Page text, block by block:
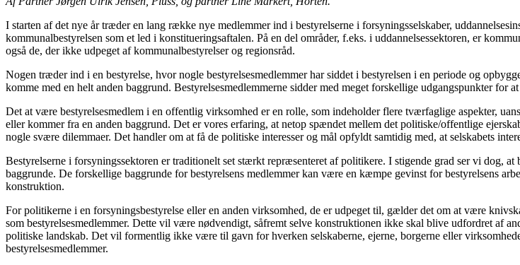
I starten af det nye år træder en lang række nye medlemmer ind i bestyrelserne i forsyningsselskaber,
kommunalbestyrelsen som et led i konstitueringsaftalen. På en del områder, f.eks. i uddannelsessektoren, er
også de, der ikke udpeget af kommunalbestyrelser og regionsråd.
Nogen træder ind i en bestyrelse, hvor nogle bestyrelsesmedlemmer har siddet i bestyrelsen i en periode og
komme med en helt anden baggrund. Bestyrelsesmedlemmerne sidder med meget forskellige udgangspunkter for
Det at være bestyrelsesmedlem i en offentlig virksomhed er en rolle, som indeholder flere tværfaglige aspekter,
eller kommer fra en anden baggrund. Det er vores erfaring, at netop spændet mellem det politiske/offentlige
nogle svære dilemmaer. Det handler om at få de politiske interesser og mål opfyldt samtidig med, at selskabets
Bestyrelserne i forsyningssektoren er traditionelt set stærkt repræsenteret af politikere. I stigende grad ser vi dog,
baggrunde. De forskellige baggrunde for bestyrelsens medlemmer kan være en kæmpe gevinst for bestyrelsens
konstruktion.
For politikerne i en forsyningsbestyrelse eller en anden virksomhed, de er udpeget til, gælder det om at være
som bestyrelsesmedlemmer. Dette vil være nødvendigt, såfremt selve konstruktionen ikke skal blive udfordret af
politiske landskab. Det vil formentlig ikke være til gavn for hverken selskaberne, ejerne, borgerne eller
bestyrelsesmedlemmer.